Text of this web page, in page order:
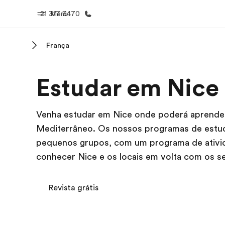
Menu
21 317 3470
Bem-vindo à EF
Saiba
França
Estudar em Nice
Venha estudar em Nice onde poderá
Mediterrâneo. Os nossos programas de
pequenos grupos, com um programa de
conhecer Nice e os locais em volta com os
Revista grátis